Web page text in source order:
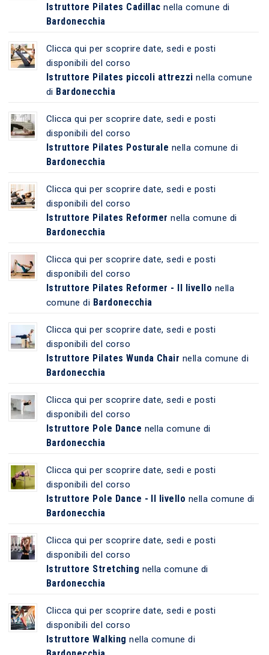
Istruttore Pilates Cadillac nella comune di
Bardonecchia
Clicca qui per scoprire date, sedi e posti
disponibili del corso
Istruttore Pilates piccoli attrezzi nella comune
di Bardonecchia
Clicca qui per scoprire date, sedi e posti
disponibili del corso
Istruttore Pilates Posturale nella comune di
Bardonecchia
Clicca qui per scoprire date, sedi e posti
disponibili del corso
Istruttore Pilates Reformer nella comune di
Bardonecchia
Clicca qui per scoprire date, sedi e posti
disponibili del corso
Istruttore Pilates Reformer - II livello nella
comune di Bardonecchia
Clicca qui per scoprire date, sedi e posti
disponibili del corso
Istruttore Pilates Wunda Chair nella comune di
Bardonecchia
Clicca qui per scoprire date, sedi e posti
disponibili del corso
Istruttore Pole Dance nella comune di
Bardonecchia
Clicca qui per scoprire date, sedi e posti
disponibili del corso
Istruttore Pole Dance - II livello nella comune di
Bardonecchia
Clicca qui per scoprire date, sedi e posti
disponibili del corso
Istruttore Stretching nella comune di
Bardonecchia
Clicca qui per scoprire date, sedi e posti
disponibili del corso
Istruttore Walking nella comune di